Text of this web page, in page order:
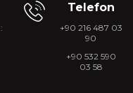
Telefon
+90 216 487 03
90
+90 532 590
03 58